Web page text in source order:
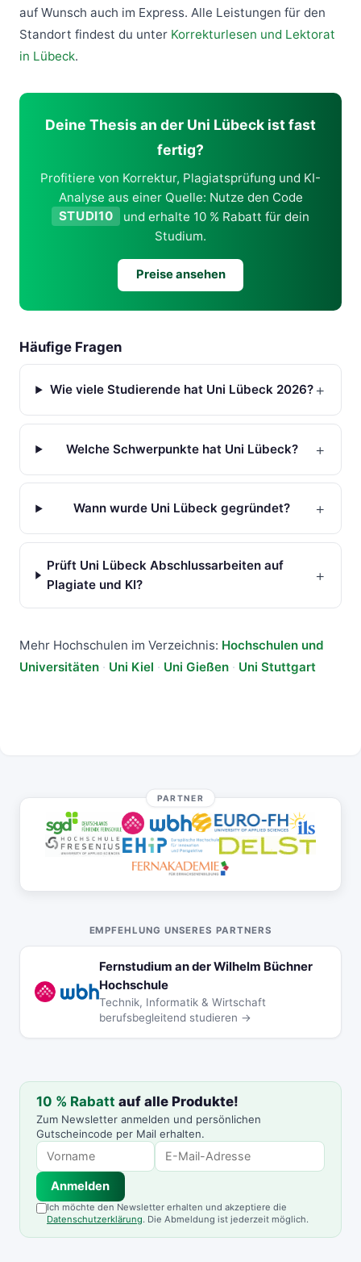
auf Wunsch auch im Express. Alle Leistungen für den
Standort findest du unter Korrekturlesen und Lektorat
in Lübeck.
Deine Thesis an der Uni Lübeck ist fast
fertig?
Profitiere von Korrektur, Plagiatsprüfung und KI-
Analyse aus einer Quelle: Nutze den Code
STUDI10
und erhalte 10 % Rabatt für dein
Studium.
Preise ansehen
Häufige Fragen
Wie viele Studierende hat Uni Lübeck 2026? +
Welche Schwerpunkte hat Uni Lübeck? +
Wann wurde Uni Lübeck gegründet? +
Prüft Uni Lübeck Abschlussarbeiten auf
Plagiate und KI?
+
Mehr Hochschulen im Verzeichnis: Hochschulen und
Universitäten · Uni Kiel · Uni Gießen · Uni Stuttgart
PARTNER
EMPFEHLUNG UNSERES PARTNERS
Fernstudium an der Wilhelm Büchner
Hochschule
Technik, Informatik & Wirtschaft
berufsbegleitend studieren →
10 % Rabatt auf alle Produkte!
Zum Newsletter anmelden und persönlichen
Gutscheincode per Mail erhalten.
Anmelden
Ich möchte den Newsletter erhalten und akzeptiere die
Datenschutzerklärung. Die Abmeldung ist jederzeit möglich.